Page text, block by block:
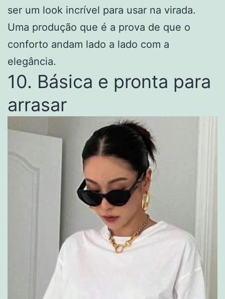
ser um look incrível para usar na virada.
Uma produção que é a prova de que o
conforto andam lado a lado com a
elegância.
10. Básica e pronta para
arrasar